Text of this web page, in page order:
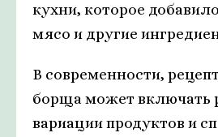
кухни, которое
мясо и другие
В современности,
борща может включать
вариации продуктов и